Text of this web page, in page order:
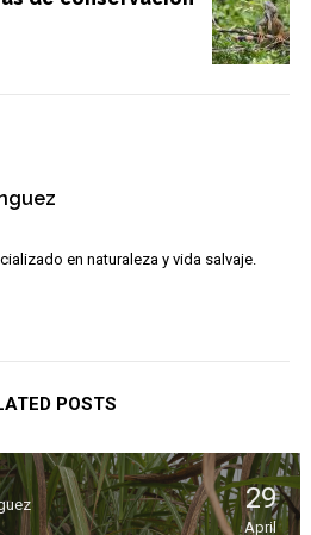
en naturaleza y vida salvaje.
POSTS
29
April